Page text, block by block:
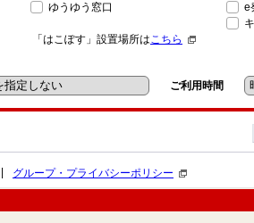
ゆうゆう窓口
「はこぽす」設置場所はこちら
e
ご利用時間
グループ・プライバシーポリシー